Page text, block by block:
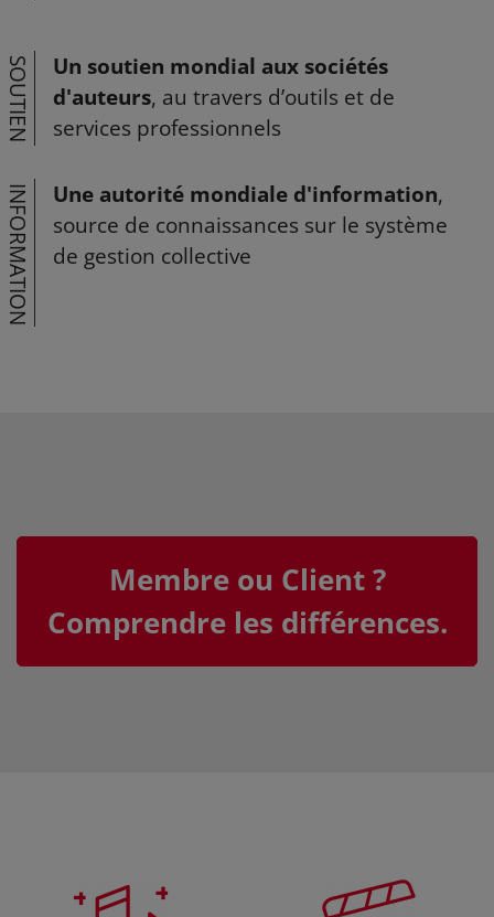
SOUTIEN
Un soutien mondial aux sociétés
d'auteurs, au travers d’outils et de
services professionnels
INFORMATION Une autorité mondiale d'information,
source de connaissances sur le système
de gestion collective
Membre ou Client ?
Comprendre les différences.